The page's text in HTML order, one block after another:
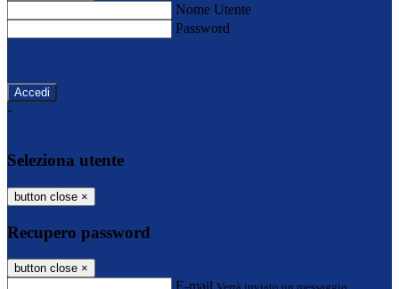
Nome Utente
Password
-
Seleziona utente
button close ×
Recupero password
button close ×